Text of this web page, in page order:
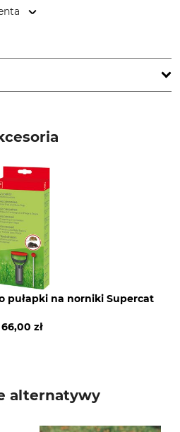
pułapki na norniki Supercat
66,00 zł
alternatywy